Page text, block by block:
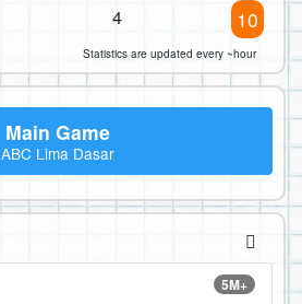
4 10
Statistics are updated every ~hour
Main Game
ABC Lima Dasar
5M+